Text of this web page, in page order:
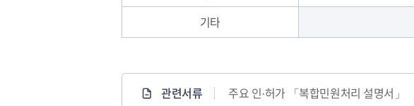
기타
관련서류 주요 인·허가 「복합민원처리 설명서」